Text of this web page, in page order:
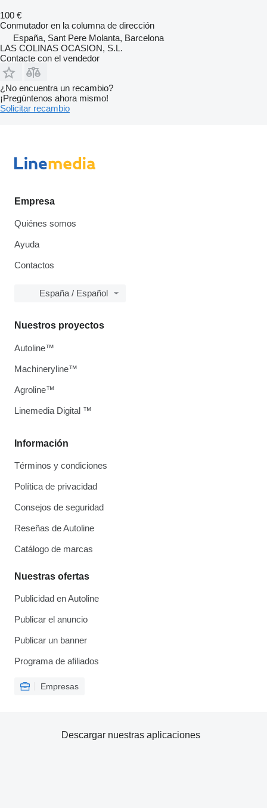
100 €
Conmutador en la columna de dirección
España, Sant Pere Molanta, Barcelona
LAS COLINAS OCASION, S.L.
Contacte con el vendedor
¿No encuentra un recambio?
¡Pregúntenos ahora mismo!
Solicitar recambio
Empresa
Quiénes somos
Ayuda
Contactos
España / Español
Información
Términos y condiciones
Política de privacidad
Consejos de seguridad
Reseñas de Autoline
Catálogo de marcas
Nuestras ofertas
Publicidad en Autoline
Publicar el anuncio
Publicar un banner
Programa de afiliados
Empresas
Nuestros proyectos
Autoline™
Machineryline™
Agroline™
Linemedia Digital ™
Descargar nuestras aplicaciones